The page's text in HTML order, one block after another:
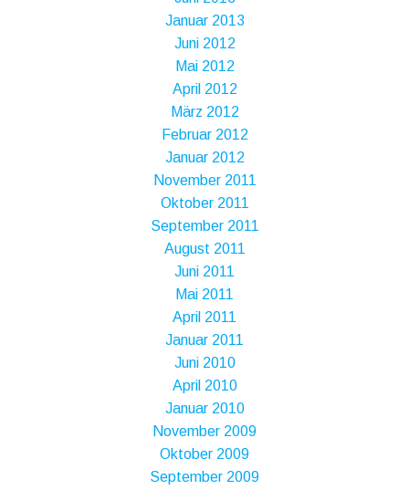
Januar 2013
Juni 2012
Mai 2012
April 2012
März 2012
Februar 2012
Januar 2012
November 2011
Oktober 2011
September 2011
August 2011
Juni 2011
Mai 2011
April 2011
Januar 2011
Juni 2010
April 2010
Januar 2010
November 2009
Oktober 2009
September 2009